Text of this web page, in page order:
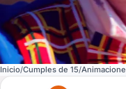
Inicio Cumples de 15